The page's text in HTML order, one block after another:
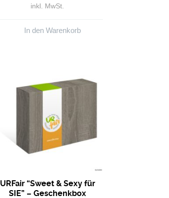
inkl. MwSt.
In den Warenkorb
URFair “Sweet & Sexy für
SIE” – Geschenkbox